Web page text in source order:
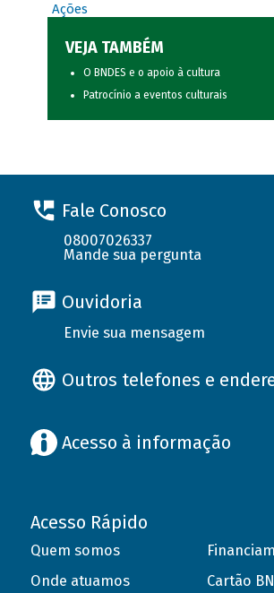
Ações
VEJA TAMBÉM
O BNDES e o apoio à cultura
Patrocínio a eventos culturais
Fale Conosco
08007026337
Mande sua pergunta
Ouvidoria
Envie sua mensagem
Outros telefones e
Acesso à informação
Acesso Rápido
Quem somos
Onde atuamos
Cartão